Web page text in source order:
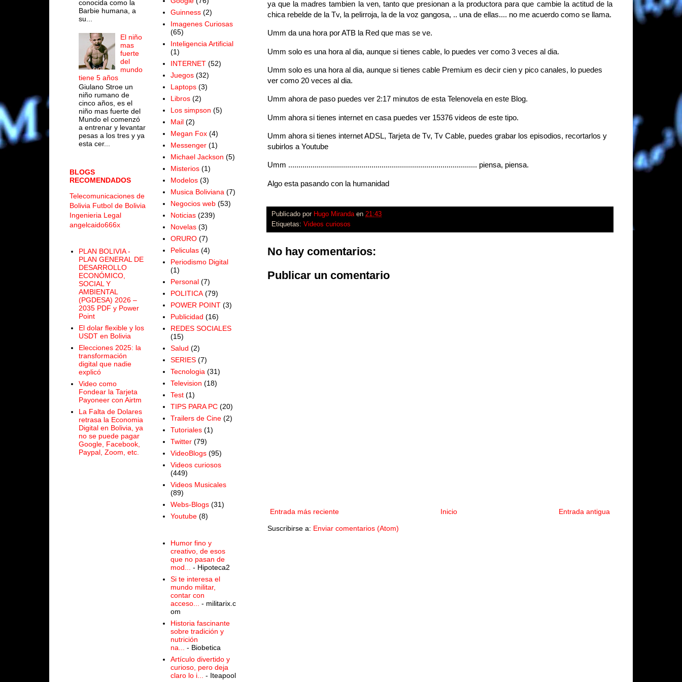
ya que la madres tambien la ven, tanto que presionan a la productora para que cambie la actitud de la
chica rebelde de la Tv, la pelirroja, la de la voz gangosa, .. una de ellas.... no me acuerdo como se llama.
Umm da una hora por ATB la Red que mas se ve.
Umm solo es una hora al dia, aunque si tienes cable, lo puedes ver como 3 veces al dia.
Umm solo es una hora al dia, aunque si tienes cable Premium es decir cien y pico canales, lo puedes
ver como 20 veces al dia.
Umm ahora de paso puedes ver 2:17 minutos de esta Telenovela en este Blog.
Umm ahora si tienes internet en casa puedes ver 15376 videos de este tipo.
Umm ahora si tienes internet ADSL, Tarjeta de Tv, Tv Cable, puedes grabar los episodios, recortarlos y
subirlos a Youtube
Umm ............................................................................................. piensa, piensa.
Algo esta pasando con la humanidad
Publicado por Hugo Miranda en 21:43
Etiquetas: Videos curiosos
No hay comentarios:
Publicar un comentario
Entrada más reciente Entrada antigua
Inicio
Suscribirse a: Enviar comentarios (Atom)
conocida como la
Barbie humana, a
su...
El niño
mas
fuerte
del
mundo
tiene 5 años
Giulano Stroe un
niño rumano de
cinco años, es el
niño mas fuerte del
Mundo el comenzó
a entrenar y levantar
pesas a los tres y ya
esta cer...
BLOGS
RECOMENDADOS
Telecomunicaciones de
Bolivia Futbol de Bolivia
Ingenieria Legal
angelcaido666x
PLAN BOLIVIA -
PLAN GENERAL DE
DESARROLLO
ECONÓMICO,
SOCIAL Y
AMBIENTAL
(PGDESA) 2026 –
2035 PDF y Power
Point
El dolar flexible y los
USDT en Bolivia
Elecciones 2025: la
transformación
digital que nadie
explicó
Video como
Fondear la Tarjeta
Payoneer con Airtm
La Falta de Dolares
retrasa la Economia
Digital en Bolivia, ya
no se puede pagar
Google, Facebook,
Paypal, Zoom, etc.
Guinness (2)
Imagenes Curiosas
(65)
Inteligencia Artificial
(1)
INTERNET (52)
Juegos (32)
Laptops (3)
Libros (2)
Los simpson (5)
Mail (2)
Megan Fox (4)
Messenger (1)
Michael Jackson (5)
Misterios (1)
Modelos (3)
Musica Boliviana (7)
Negocios web (53)
Noticias (239)
Novelas (3)
ORURO (7)
Peliculas (4)
Periodismo Digital
(1)
Personal (7)
POLITICA (79)
POWER POINT (3)
Publicidad (16)
REDES SOCIALES
(15)
Salud (2)
SERIES (7)
Tecnologia (31)
Television (18)
Test (1)
TIPS PARA PC (20)
Trailers de Cine (2)
Tutoriales (1)
Twitter (79)
VideoBlogs (95)
Videos curiosos
(449)
Videos Musicales
(89)
Webs-Blogs (31)
Youtube (8)
Humor fino y
creativo, de esos
que no pasan de
mod...
- Hipoteca2
Si te interesa el
mundo militar,
contar con
acceso...
- militarix.c
om
Historia fascinante
sobre tradición y
nutrición
na...
- Biobetica
Artículo divertido y
curioso, pero deja
claro lo i...
- Iteapool